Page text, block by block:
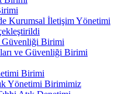
Kurumsal İletişim Yönetimi
Güvenliği Birimi
ve Güvenliği Birimi
Birimi
Yönetimi Birimimiz